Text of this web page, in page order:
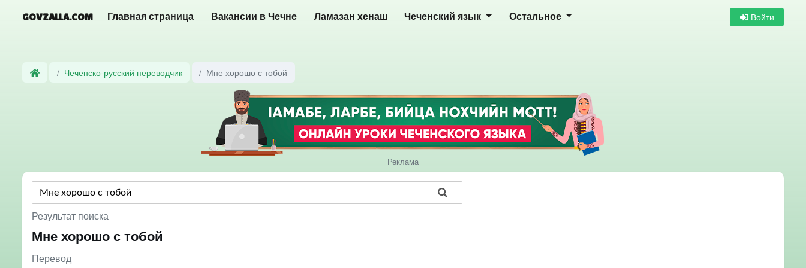
GOVZALLA.COM Главная страница Вакансии в Чечне Ламазан хенаш Чеченский язык Остальное Войти
Чеченско-русский переводчик Мне хорошо с тобой
Реклама
Результат поиска
Мне хорошо с тобой
Перевод